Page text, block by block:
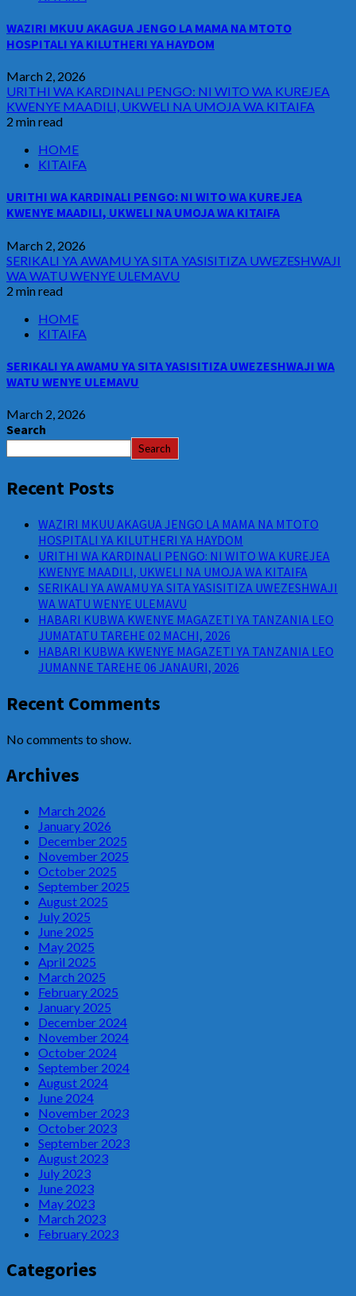
WAZIRI MKUU AKAGUA JENGO LA MAMA NA MTOTO
HOSPITALI YA KILUTHERI YA HAYDOM
March 2, 2026
URITHI WA KARDINALI PENGO: NI WITO WA KUREJEA
KWENYE MAADILI, UKWELI NA UMOJA WA KITAIFA
2 min read
HOME
KITAIFA
URITHI WA KARDINALI PENGO: NI WITO WA KUREJEA
KWENYE MAADILI, UKWELI NA UMOJA WA KITAIFA
March 2, 2026
SERIKALI YA AWAMU YA SITA YASISITIZA UWEZESHWAJI
WA WATU WENYE ULEMAVU
2 min read
HOME
KITAIFA
SERIKALI YA AWAMU YA SITA YASISITIZA UWEZESHWAJI WA
WATU WENYE ULEMAVU
March 2, 2026
Search
Search
Recent Posts
WAZIRI MKUU AKAGUA JENGO LA MAMA NA MTOTO
HOSPITALI YA KILUTHERI YA HAYDOM
URITHI WA KARDINALI PENGO: NI WITO WA KUREJEA
KWENYE MAADILI, UKWELI NA UMOJA WA KITAIFA
SERIKALI YA AWAMU YA SITA YASISITIZA UWEZESHWAJI
WA WATU WENYE ULEMAVU
HABARI KUBWA KWENYE MAGAZETI YA TANZANIA LEO
JUMATATU TAREHE 02 MACHI, 2026
HABARI KUBWA KWENYE MAGAZETI YA TANZANIA LEO
JUMANNE TAREHE 06 JANAURI, 2026
Recent Comments
No comments to show.
Archives
March 2026
January 2026
December 2025
November 2025
October 2025
September 2025
August 2025
July 2025
June 2025
May 2025
April 2025
March 2025
February 2025
January 2025
December 2024
November 2024
October 2024
September 2024
August 2024
June 2024
November 2023
October 2023
September 2023
August 2023
July 2023
June 2023
May 2023
March 2023
February 2023
Categories